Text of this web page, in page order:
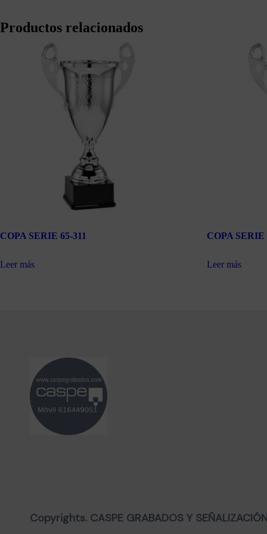
Productos relacionados
COPA SERIE 65-311
Leer más
COPA SERIE
Leer más
Copyrights. CASPE GRABADOS Y